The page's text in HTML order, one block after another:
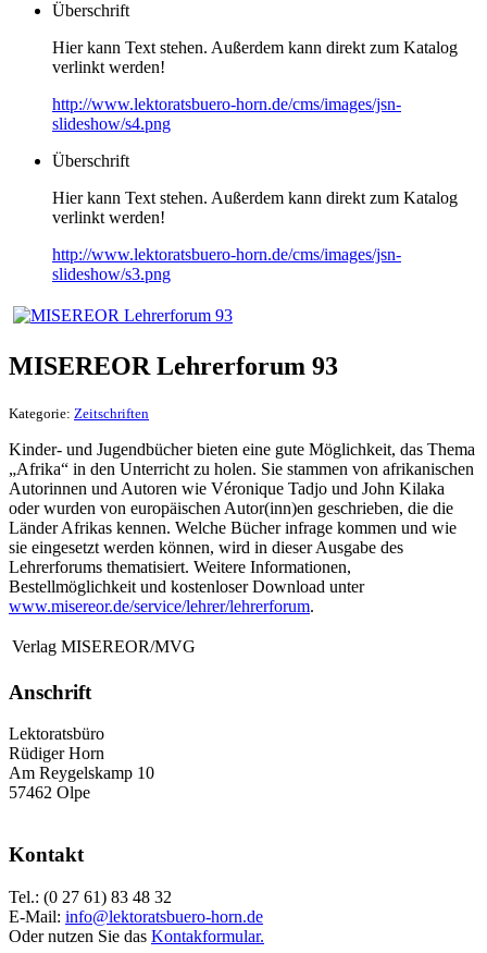
Überschrift
Hier kann Text stehen. Außerdem kann direkt zum Katalog
verlinkt werden!
http://www.lektoratsbuero-horn.de/cms/images/jsn-
slideshow/s4.png
Überschrift
Hier kann Text stehen. Außerdem kann direkt zum Katalog
verlinkt werden!
http://www.lektoratsbuero-horn.de/cms/images/jsn-
slideshow/s3.png
MISEREOR Lehrerforum 93
Kategorie: Zeitschriften
Kinder- und Jugendbücher bieten eine gute Möglichkeit, das Thema
„Afrika“ in den Unterricht zu holen. Sie stammen von afrikanischen
Autorinnen und Autoren wie Véronique Tadjo und John Kilaka
oder wurden von europäischen Autor(inn)en geschrieben, die die
Länder Afrikas kennen. Welche Bücher infrage kommen und wie
sie eingesetzt werden können, wird in dieser Ausgabe des
Lehrerforums thematisiert. Weitere Informationen,
Bestellmöglichkeit und kostenloser Download unter
www.misereor.de/service/lehrer/lehrerforum.
Verlag MISEREOR/MVG
Anschrift
Lektoratsbüro
Rüdiger Horn
Am Reygelskamp 10
57462 Olpe
Kontakt
Tel.: (0 27 61) 83 48 32
E-Mail: info@lektoratsbuero-horn.de
Oder nutzen Sie das Kontakformular.